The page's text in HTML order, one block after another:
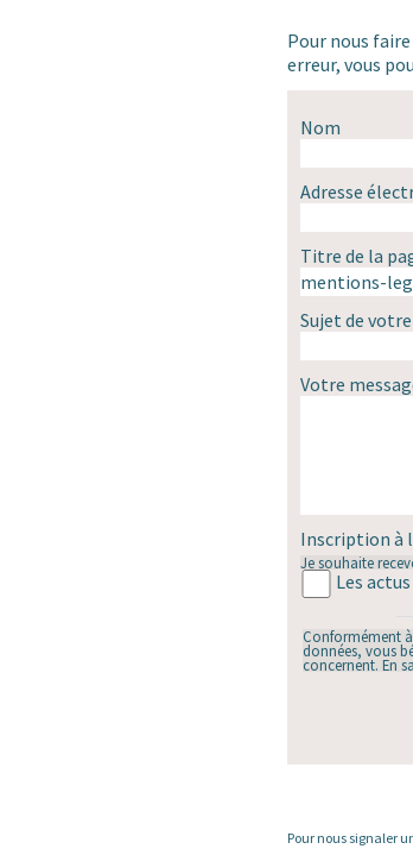
Pour nous
erreur, vous
Nom
Adresse
Titre de la
Sujet de
Votre
Inscription à
Je souhaite
Les
Conformément
données, vous
concernent. En
Pour nous signaler